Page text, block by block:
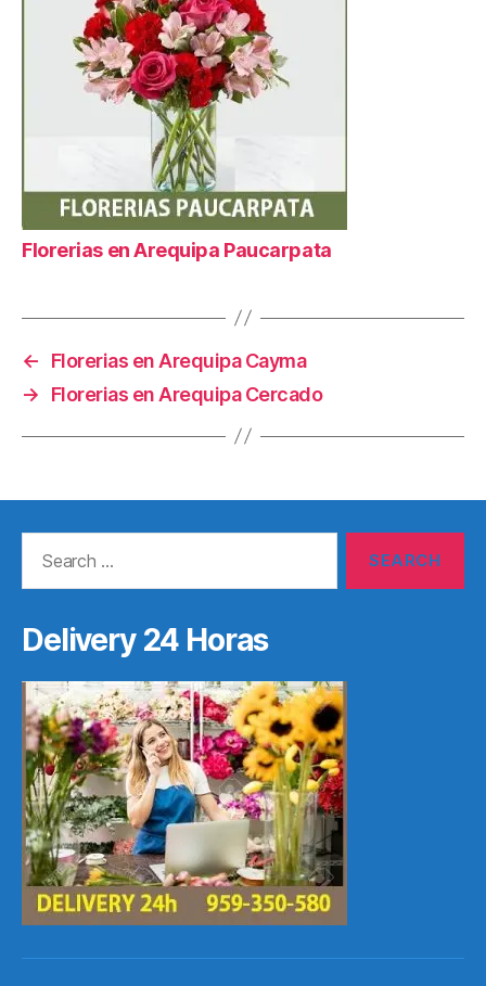
Florerias en Arequipa Paucarpata
←
Florerias en Arequipa Cayma
→
Florerias en Arequipa Cercado
Delivery 24 Horas